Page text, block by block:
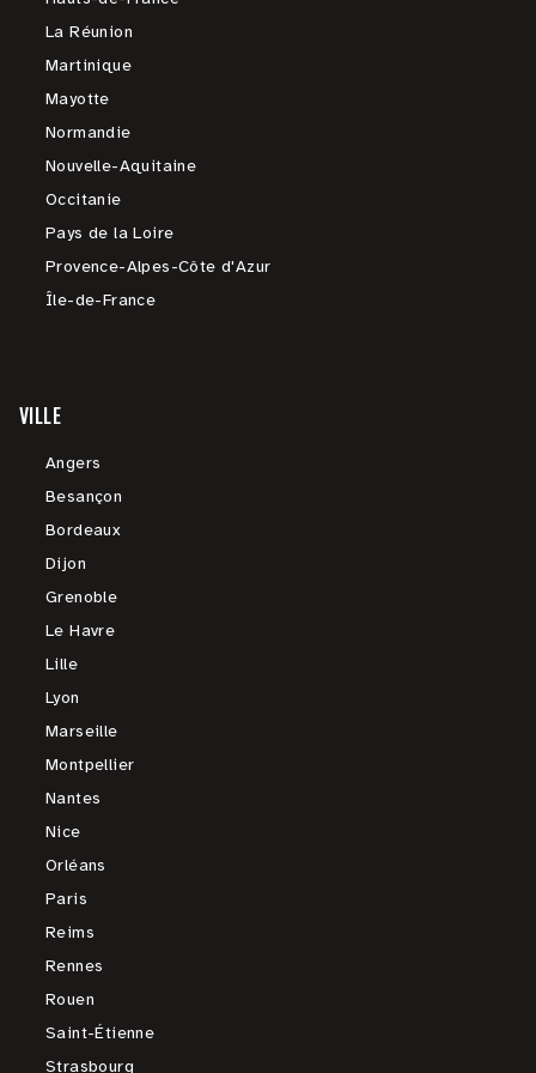
La Réunion
Martinique
Mayotte
Normandie
Nouvelle-Aquitaine
Occitanie
Pays de la Loire
Provence-Alpes-Côte d'Azur
Île-de-France
VILLE
Angers
Besançon
Bordeaux
Dijon
Grenoble
Le Havre
Lille
Lyon
Marseille
Montpellier
Nantes
Nice
Orléans
Paris
Reims
Rennes
Rouen
Saint-Étienne
Strasbourg